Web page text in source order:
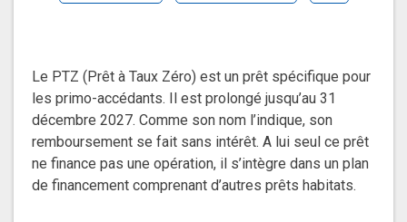
Le PTZ (Prêt à Taux Zéro) est un prêt spécifique pour
les primo-accédants. Il est prolongé jusqu’au 31
décembre 2027. Comme son nom l’indique, son
remboursement se fait sans intérêt. A lui seul ce prêt
ne finance pas une opération, il s’intègre dans un plan
de financement comprenant d’autres prêts habitats.